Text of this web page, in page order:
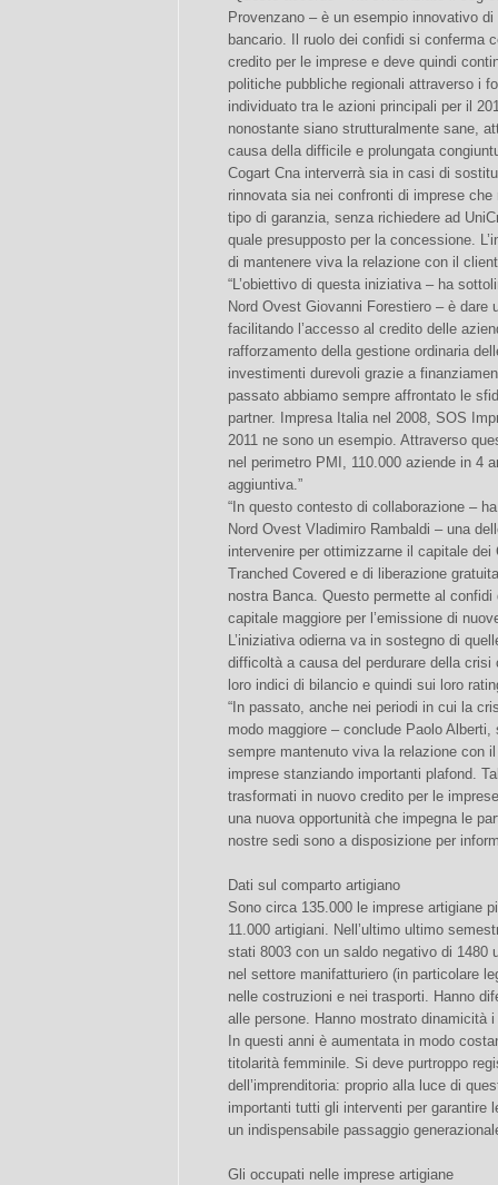
Provenzano – è un esempio innovativo
bancario. Il ruolo dei confidi si conferma
credito per le imprese e deve quindi
politiche pubbliche regionali attraverso i
individuato tra le azioni principali per il
nonostante siano strutturalmente sane,
causa della difficile e prolungata
Cogart Cna interverrà sia in casi di
rinnovata sia nei confronti di imprese
tipo di garanzia, senza richiedere ad
quale presupposto per la concessione.
di mantenere viva la relazione con il
“L’obiettivo di questa iniziativa – ha
Nord Ovest Giovanni Forestiero – è dare
facilitando l’accesso al credito delle
rafforzamento della gestione ordinaria
investimenti durevoli grazie a
passato abbiamo sempre affrontato le
partner. Impresa Italia nel 2008, SOS
2011 ne sono un esempio. Attraverso
nel perimetro PMI, 110.000 aziende in 4
aggiuntiva.”
“In questo contesto di collaborazione –
Nord Ovest Vladimiro Rambaldi – una
intervenire per ottimizzarne il capitale
Tranched Covered e di liberazione
nostra Banca. Questo permette al
capitale maggiore per l’emissione di
L’iniziativa odierna va in sostegno di
difficoltà a causa del perdurare della
loro indici di bilancio e quindi sui loro
“In passato, anche nei periodi in cui la
modo maggiore – conclude Paolo
sempre mantenuto viva la relazione con
imprese stanziando importanti plafond.
trasformati in nuovo credito per le
una nuova opportunità che impegna le
nostre sedi sono a disposizione per
Dati sul comparto artigiano
Sono circa 135.000 le imprese artigiane
11.000 artigiani. Nell’ultimo ultimo
stati 8003 con un saldo negativo di
nel settore manifatturiero (in particolare
nelle costruzioni e nei trasporti. Hanno
alle persone. Hanno mostrato dinamicità
In questi anni è aumentata in modo
titolarità femminile. Si deve purtroppo
dell’imprenditoria: proprio alla luce di
importanti tutti gli interventi per garantire
un indispensabile passaggio
Gli occupati nelle imprese artigiane